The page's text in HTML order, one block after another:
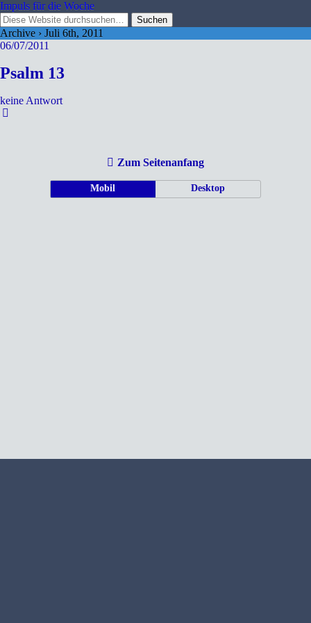
Impuls für die Woche
Archive › Juli 6th, 2011
06/07/2011
Psalm 13
keine Antwort
Zum Seitenanfang
Mobil Desktop